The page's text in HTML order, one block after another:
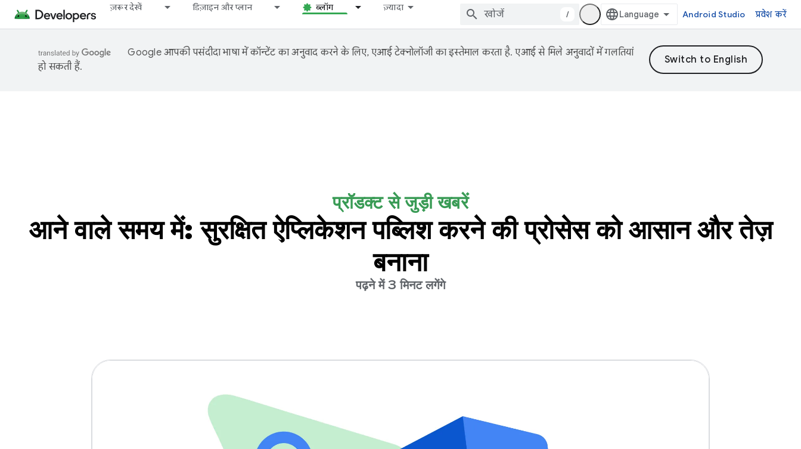
ज़रूर देखें डिज़ाइन और प्लान ब्लॉग ज़्यादा
/ Android Studio प्रवेश करें
Google आपकी पसंदीदा भाषा में कॉन्टेंट का अनुवाद करने के लिए, एआई टेक्नोलॉजी का इस्तेमाल करता है. एआई से मिले अनुवादों में गलतियां
हो सकती हैं.
प्रॉडक्ट से जुड़ी खबरें
आने वाले समय में: सुरक्षित ऐप्लिकेशन पब्लिश करने की प्रोसेस को आसान और तेज़
बनाना
पढ़ने में 3 मिनट लगेंगे